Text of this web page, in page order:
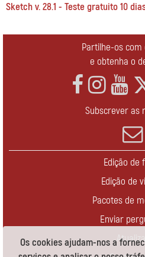
Os cookies ajudam-nos a
Sketch v. 28.1 - Teste gratuito 10
Partilhe-os com
e obtenha o
Subscrever as
Edição de
Edição de
Pacotes de
Enviar